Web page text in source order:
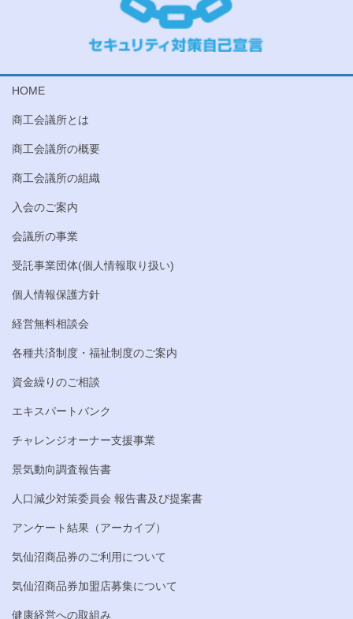
HOME
商工会議所とは
商工会議所の概要
商工会議所の組織
入会のご案内
会議所の事業
受託事業団体(個人情報取り扱い)
個人情報保護方針
経営無料相談会
各種共済制度・福祉制度のご案内
資金繰りのご相談
エキスパートバンク
チャレンジオーナー支援事業
景気動向調査報告書
人口減少対策委員会 報告書及び提案書
アンケート結果（アーカイブ）
気仙沼商品券のご利用について
気仙沼商品券加盟店募集について
健康経営への取組み